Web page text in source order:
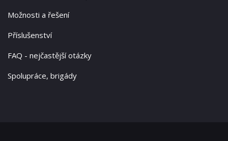
Možnosti a řešení
Příslušenství
FAQ - nejčastější otázky
Spolupráce, brigády